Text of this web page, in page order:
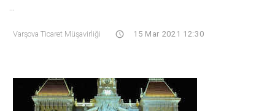
Varşova Ticaret Müşavirliği 15 Mar 2021 12:30